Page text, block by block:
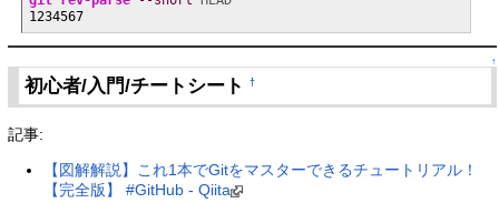
1234567
↑
初心者/入門/チートシート†
記事:
【図解解説】これ1本でGitをマスターできるチュートリアル！
【完全版】 #GitHub - Qiita